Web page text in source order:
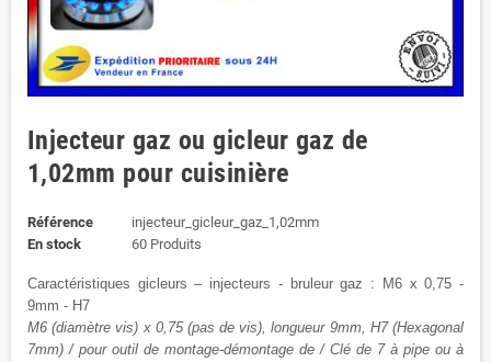
Injecteur gaz ou gicleur gaz de
1,02mm pour cuisinière
Référence
injecteur_gicleur_gaz_1,02mm
En stock
60 Produits
Caractéristiques gicleurs – injecteurs - bruleur gaz : M6 x 0,75 -
9mm - H7
M6 (diamètre vis) x 0,75 (pas de vis), longueur 9mm, H7 (Hexagonal
7mm) / pour outil de montage-démontage de / Clé de 7 à pipe ou à